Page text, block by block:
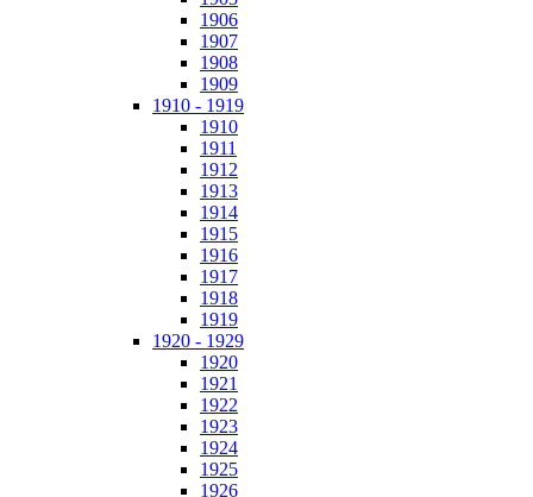
1906
1907
1908
1909
1910 - 1919
1910
1911
1912
1913
1914
1915
1916
1917
1918
1919
1920 - 1929
1920
1921
1922
1923
1924
1925
1926